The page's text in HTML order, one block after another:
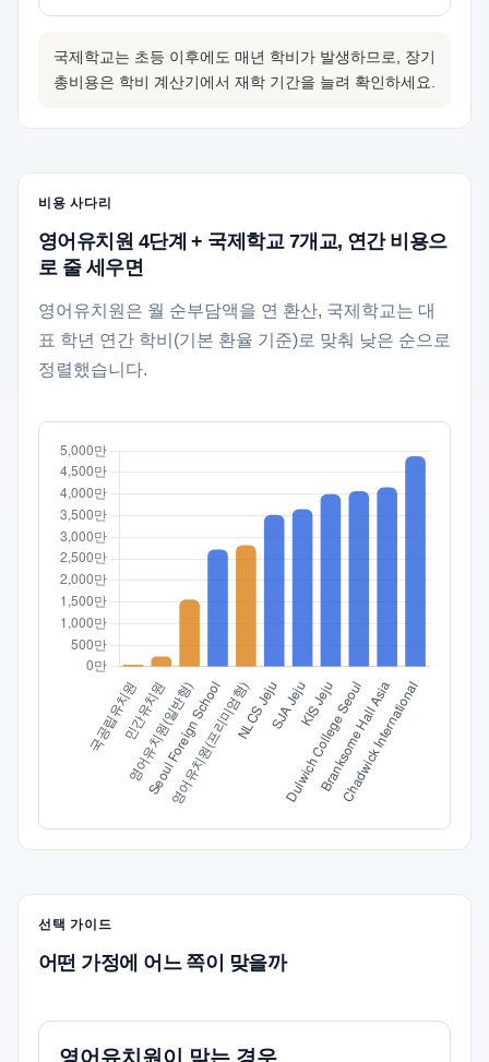
국제학교는 초등 이후에도 매년 학비가 발생하므로, 장기
총비용은 학비 계산기에서 재학 기간을 늘려 확인하세요.
비용 사다리
영어유치원 4단계 + 국제학교 7개교, 연간 비용으
로 줄 세우면
영어유치원은 월 순부담액을 연 환산, 국제학교는 대
표 학년 연간 학비(기본 환율 기준)로 맞춰 낮은 순으로
정렬했습니다.
선택 가이드
어떤 가정에 어느 쪽이 맞을까
영어유치원이 맞는 경우